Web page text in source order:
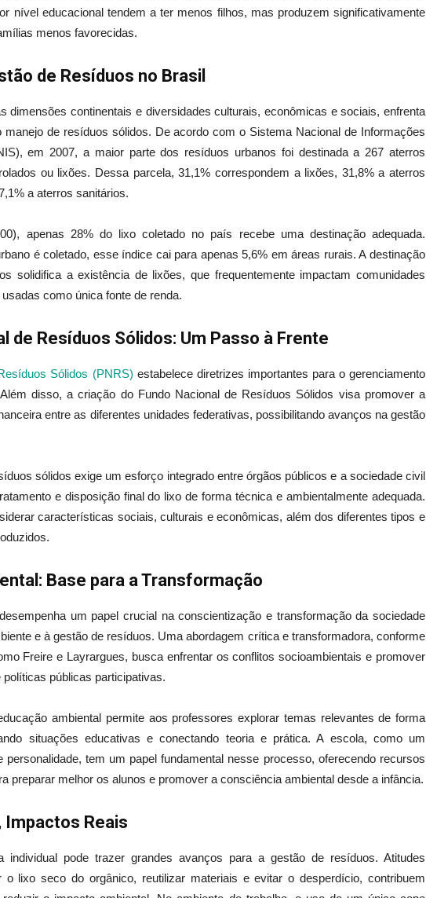
nível educacional tendem a ter menos filhos, mas produzem significativamente
menos favorecidas.
de Resíduos no Brasil
dimensões continentais e diversidades culturais, econômicas e sociais, enfrenta
de resíduos sólidos. De acordo com o Sistema Nacional de Informações
em 2007, a maior parte dos resíduos urbanos foi destinada a 267 aterros
ou lixões. Dessa parcela, 31,1% correspondem a lixões, 31,8% a aterros
a aterros sanitários.
apenas 28% do lixo coletado no país recebe uma destinação adequada.
é coletado, esse índice cai para apenas 5,6% em áreas rurais. A destinação
solidifica a existência de lixões, que frequentemente impactam comunidades
como única fonte de renda.
de Resíduos Sólidos: Um Passo à Frente
Sólidos (PNRS) estabelece diretrizes importantes para o gerenciamento
disso, a criação do Fundo Nacional de Resíduos Sólidos visa promover a
entre as diferentes unidades federativas, possibilitando avanços na gestão
sólidos exige um esforço integrado entre órgãos públicos e a sociedade civil
e disposição final do lixo de forma técnica e ambientalmente adequada.
características sociais, culturais e econômicas, além dos diferentes tipos e
Base para a Transformação
um papel crucial na conscientização e transformação da sociedade
e à gestão de resíduos. Uma abordagem crítica e transformadora, conforme
Freire e Layrargues, busca enfrentar os conflitos socioambientais e promover
públicas participativas.
ambiental permite aos professores explorar temas relevantes de forma
situações educativas e conectando teoria e prática. A escola, como um
personalidade, tem um papel fundamental nesse processo, oferecendo recursos
preparar melhor os alunos e promover a consciência ambiental desde a infância.
Reais
individual pode trazer grandes avanços para a gestão de resíduos. Atitudes
o lixo seco do orgânico, reutilizar materiais e evitar o desperdício, contribuem